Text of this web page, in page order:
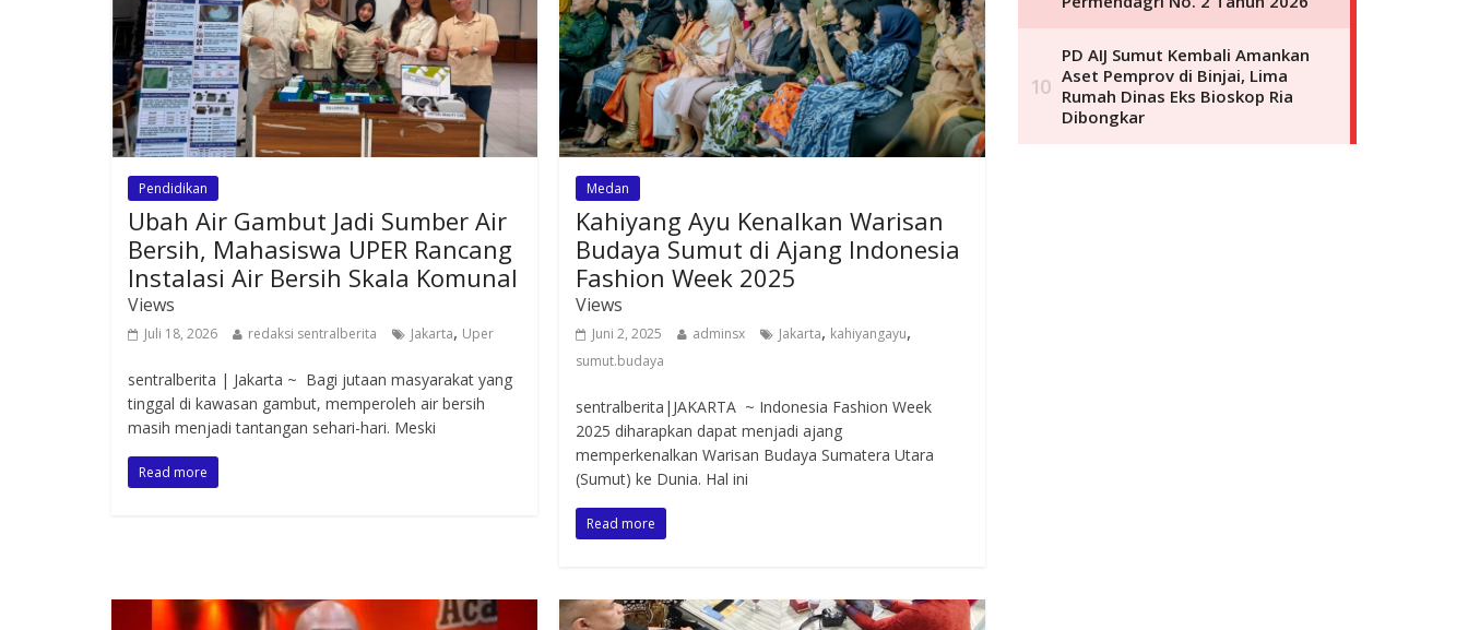
Pendidikan
Ubah Air Gambut Jadi Sumber Air
Bersih, Mahasiswa UPER Rancang
Instalasi Air Bersih Skala Komunal
Views
Juli 18, 2026 redaksi sentralberita Jakarta, Uper
sentralberita | Jakarta ~ Bagi jutaan masyarakat yang
tinggal di kawasan gambut, memperoleh air bersih
masih menjadi tantangan sehari-hari. Meski
Read more
Medan
Kahiyang Ayu Kenalkan Warisan
Budaya Sumut di Ajang Indonesia
Fashion Week 2025
Views
Juni 2, 2025 adminsx Jakarta, kahiyangayu,
sumut.budaya
sentralberita|JAKARTA ~ Indonesia Fashion Week
2025 diharapkan dapat menjadi ajang
memperkenalkan Warisan Budaya Sumatera Utara
(Sumut) ke Dunia. Hal ini
Read more